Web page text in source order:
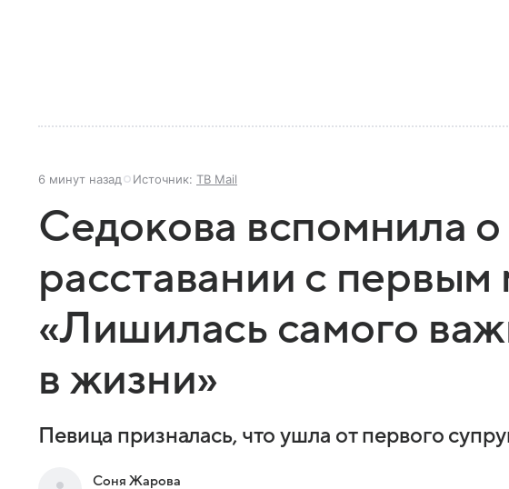
6 минут назад Источник: ТВ Mail
Седокова вспомнила о
расставании с
«Лишилась самого
в жизни»
Певица призналась, что ушла от первого
Соня Жарова